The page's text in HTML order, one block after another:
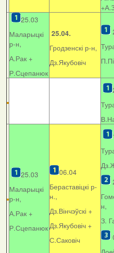
+
25.03
Маларыцкі
р-н,
А.Рак +
Р.Сцепанюк
25.04.
Гродзенскі р-н,
Дз.Якубовіч
25.03
Маларыцкі
р-н,
А.Рак +
Р.Сцепанюк
06.04
Бераставіцкі р-
н.,
Дз.Вінчэўскі +
Дз.Якубовіч +
С.Саковіч
н,
З.